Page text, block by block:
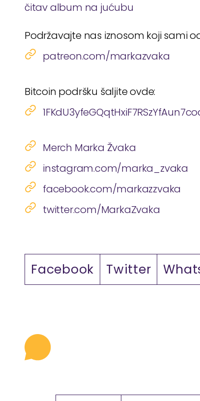
čitav album na jućubu
Podržavajte nas iznosom koji sami
patreon.com/markazvaka
Bitcoin podršku šaljite ovde:
Merch Marka Žvaka
instagram.com/marka_zvaka
facebook.com/markazzvaka
twitter.com/MarkaZvaka
Facebook Twitter